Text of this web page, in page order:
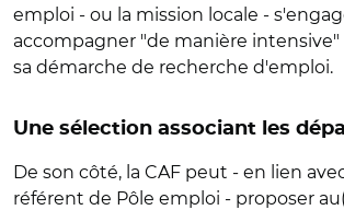
emploi - ou la mission locale -
accompagner "de manière
sa démarche de recherche d'emploi.
Une sélection associant les
De son côté, la CAF peut - en lien
référent de Pôle emploi - proposer